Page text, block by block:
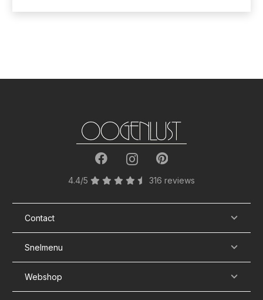
4.4/5 316 reviews
Contact
Snelmenu
Webshop